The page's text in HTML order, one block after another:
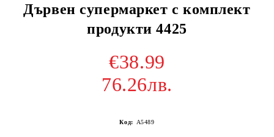
Дървен супермаркет с комплект
продукти 4425
€38.99
76.26лв.
Код: A5489